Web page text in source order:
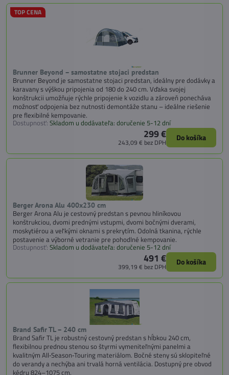
Brunner Beyond – samostatne stojaci predstan
TOP CENA
Brunner Beyond je samostatne stojaci predstan, ideálny pre dodávky a
karavany s výškou pripojenia od 180 do 240 cm. Vďaka svojej
konštrukcii umožňuje rýchle pripojenie k vozidlu a zároveň ponecháva
možnosť odpojenia bez nutnosti demontáže stanu – ideálne riešenie
pre flexibilné kempovanie.
Dostupnosť: Skladom u dodávateľa: doručenie 5-12 dní
299 €
243,09 € bez DPH Do košíka
Berger Arona Alu 400x230 cm
Berger Arona Alu je cestovný predstan s pevnou hliníkovou
konštrukciou, dvomi prednými vstupmi, dvomi bočnými dverami,
moskytiérou a veľkými oknami s prekrytím. Odolná tkanina, rýchle
postavenie a výborné vetranie pre pohodlné kempovanie.
Dostupnosť: Skladom u dodávateľa: doručenie 5-12 dní
491 €
399,19 € bez DPH Do košíka
Brand Safir TL – 240 cm
Brand Safir TL je robustný cestovný predstan s hĺbkou 240 cm,
flexibilnou prednou stenou so štyrmi vymeniteľnými panelmi a
kvalitným All‑Season‑Touring materiálom. Bočné steny sú sklopiteľné
do verandy a nechýba ani trvalá horná ventilácia. Dostupný pre obvod
kédru 824–1075 cm.